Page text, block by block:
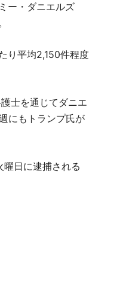
ー・ダニエルズ
り平均2,150件程度
士を通じてダニエ
にもトランプ氏が
日に逮捕される